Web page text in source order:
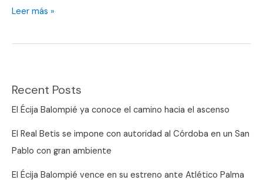
Un
CF
caída
se
a
un
Espartinas
Leer más »
Recent Posts
El Écija Balompié ya conoce el camino hacia el ascenso
El Real Betis se impone con autoridad al Córdoba en un San
Pablo con gran ambiente
El Écija Balompié vence en su estreno ante Atlético Palma